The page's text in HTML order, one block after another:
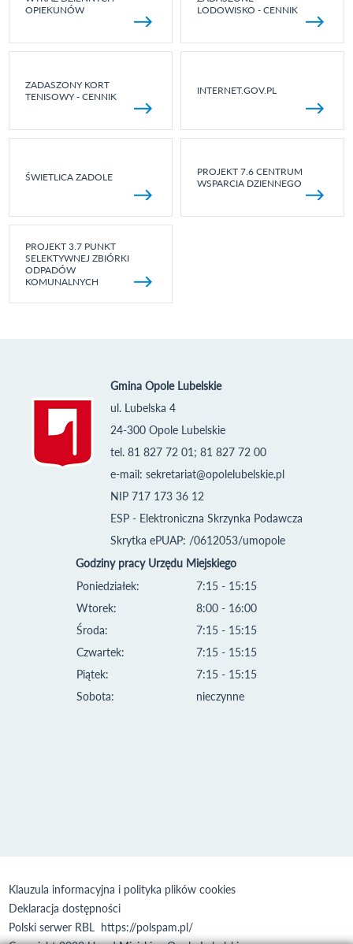
OPIEKUNÓW
LODOWISKO - CENNIK
ZADASZONY KORT
TENISOWY - CENNIK
INTERNET.GOV.PL
ŚWIETLICA ZADOLE
PROJEKT 7.6 CENTRUM
WSPARCIA DZIENNEGO
PROJEKT 3.7 PUNKT
SELEKTYWNEJ ZBIÓRKI
ODPADÓW
KOMUNALNYCH
Gmina Opole Lubelskie
ul. Lubelska 4
24-300 Opole Lubelskie
tel. 81 827 72 01; 81 827 72 00
e-mail: sekretariat@opolelubelskie.pl
NIP 717 173 36 12
ESP - Elektroniczna Skrzynka Podawcza
Skrytka ePUAP: /0612053/umopole
Godziny pracy Urzędu Miejskiego
Poniedziałek:
Wtorek:
Środa:
Czwartek:
Piątek:
Sobota:
7:15 - 15:15
8:00 - 16:00
7:15 - 15:15
7:15 - 15:15
7:15 - 15:15
nieczynne
Klauzula informacyjna i polityka plików cookies
Deklaracja dostępności
Polski serwer RBL https://polspam.pl/